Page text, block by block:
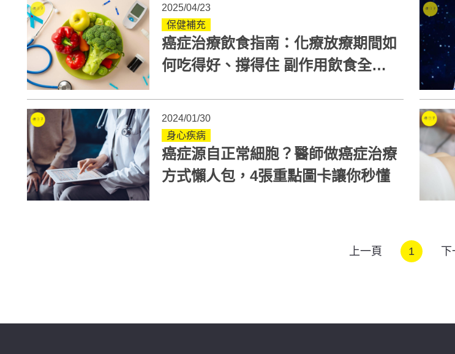
2025/04/23
保健補充
癌症治療飲食指南：化療放療期間如
何吃得好、撐得住 副作用飲食全解
2024/01/30
身心疾病
癌症源自正常細胞？醫師做癌症治療
方式懶人包，4張重點圖卡讓你秒懂
上一頁 1